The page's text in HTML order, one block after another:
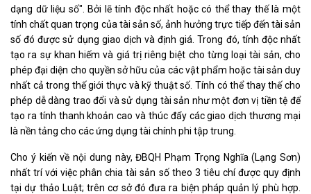
dạng dữ liệu số". Bởi lẽ tính độc nhất hoặc có thể thay thế là một
tính chất quan trọng của tài sản số, ảnh hưởng trực tiếp đến tài sản
số đó được sử dụng giao dịch và định giá. Trong đó, tính độc nhất
tạo ra sự khan hiếm và giá trị riêng biệt cho từng loại tài sản, cho
phép đại diện cho quyền sở hữu của các vật phẩm hoặc tài sản duy
nhất cả trong thế giới thực và kỹ thuật số. Tính có thể thay thế cho
phép dễ dàng trao đổi và sử dụng tài sản như một đơn vị tiền tệ để
tạo ra tính thanh khoản cao và thúc đẩy các giao dịch thương mại
là nền tảng cho các ứng dụng tài chính phi tập trung.
Cho ý kiến về nội dung này, ĐBQH Phạm Trọng Nghĩa (Lạng Sơn)
nhất trí với việc phân chia tài sản số theo 3 tiêu chí được quy định
tại dự thảo Luật; trên cơ sở đó đưa ra biện pháp quản lý phù hợp.